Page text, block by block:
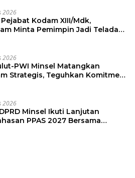
2026
Kodam XIII/Mdk,
Minta Pemimpin Jadi Teladan
2026
PWI Minsel Matangkan
Strategis, Teguhkan Komitmen
2026
Minsel Ikuti Lanjutan
PPAS 2027 Bersama